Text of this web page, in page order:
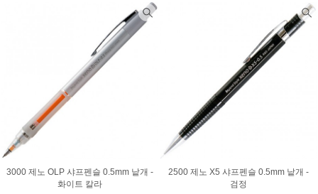
3000 제노 OLP 샤프펜슬 0.5mm 낱개 -
화이트 칼라
2500 제노 X5 샤프펜슬 0.5mm 낱개 -
검정